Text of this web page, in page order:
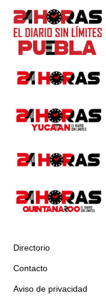
Directorio
Contacto
Aviso de privacidad